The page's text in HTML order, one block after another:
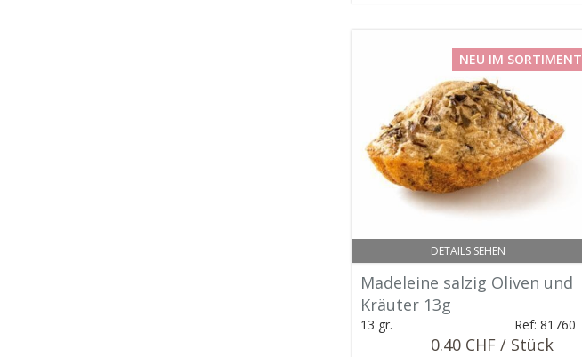
DETAILS SEHEN
NEU IM SORTIMENT
Madeleine salzig Oliven und
Kräuter 13g
13 gr. Ref: 81760
0.40 CHF / Stück